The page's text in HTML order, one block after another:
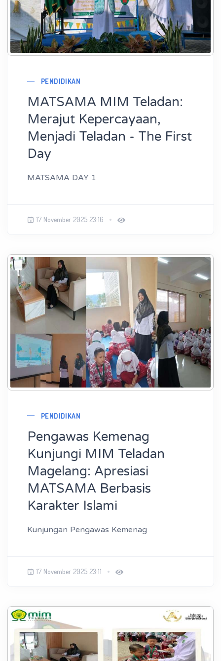
PENDIDIKAN
MATSAMA MIM Teladan:
Merajut Kepercayaan,
Menjadi Teladan - The First
Day
MATSAMA DAY 1
17 November 2025 23:16
PENDIDIKAN
Pengawas Kemenag
Kunjungi MIM Teladan
Magelang: Apresiasi
MATSAMA Berbasis
Karakter Islami
Kunjungan Pengawas Kemenag
17 November 2025 23:11